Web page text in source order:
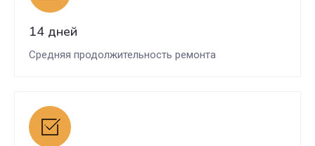
14 дней
Средняя продолжительность ремонта